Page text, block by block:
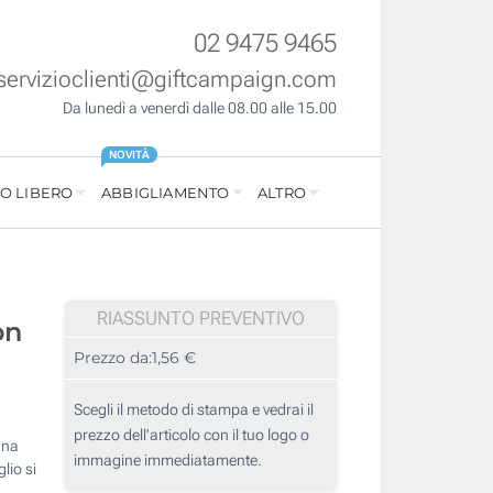
02 9475 9465
Da lunedì a venerdì dalle 08.00 alle 15.00
LIBERO ABBIGLIAMENTO
NOVITÀ
ALTRO
si
RIASSUNTO PREVENTIVO
Prezzo da:1,56 €
Scegli il metodo di stampa e vedrai il
prezzo dell'articolo con il tuo logo o
immagine immediatamente.